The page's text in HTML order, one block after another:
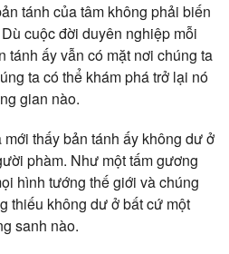
tánh của tâm không phải biến
cuộc đời duyên nghiệp mỗi
tánh ấy vẫn có mặt nơi chúng ta
ta có thể khám phá trở lại nó
gian nào.
thấy bản tánh ấy không dư ở
phàm. Như một tấm gương
hình tướng thế giới và chúng
thiếu không dư ở bất cứ một
sanh nào.